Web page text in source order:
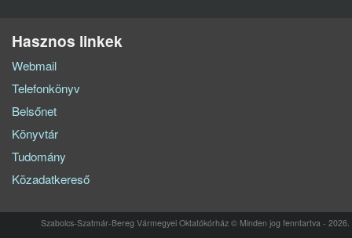
Hasznos linkek
Webmail
Telefonkönyv
Belsőnet
Könyvtár
Tudomány
Közadatkereső
Szabolcs-Szatmár-Bereg Vármegyei Oktatókórház © Minden jog fenntartva - 2026.